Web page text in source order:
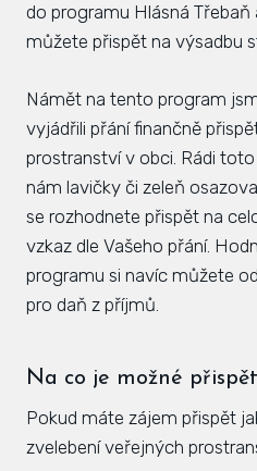
do programu Hlásná Třebaň
můžete přispět na výsadbu
Námět na tento program
vyjádřili přání finančně
prostranství v obci. Rádi
nám lavičky či zeleň
se rozhodnete přispět na
vzkaz dle Vašeho přání.
programu si navíc můžete
pro daň z příjmů.
Na co je možné
Pokud máte zájem přispět
zvelebení veřejných